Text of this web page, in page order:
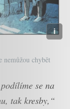
chybět
se na
tak kresby,“